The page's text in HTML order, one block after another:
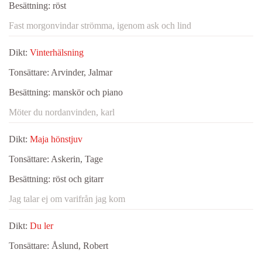
Besättning: röst
Fast morgonvindar strömma, igenom ask och lind
Dikt: Vinterhälsning
Tonsättare: Arvinder, Jalmar
Besättning: manskör och piano
Möter du nordanvinden, karl
Dikt: Maja hönstjuv
Tonsättare: Askerin, Tage
Besättning: röst och gitarr
Jag talar ej om varifrån jag kom
Dikt: Du ler
Tonsättare: Åslund, Robert